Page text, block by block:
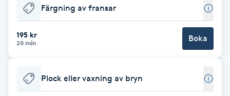
Babylights
Balayage
Bambumassage
Färgning av fransar
195 kr
20 min Boka
Plock eller vaxning av bryn